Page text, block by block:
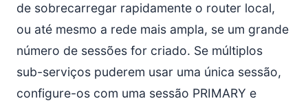
de sobrecarregar rapidamente o router local,
ou até mesmo a rede mais ampla, se um grande
número de sessões for criado. Se múltiplos
sub-serviços puderem usar uma única sessão,
configure-os com uma sessão PRIMARY e